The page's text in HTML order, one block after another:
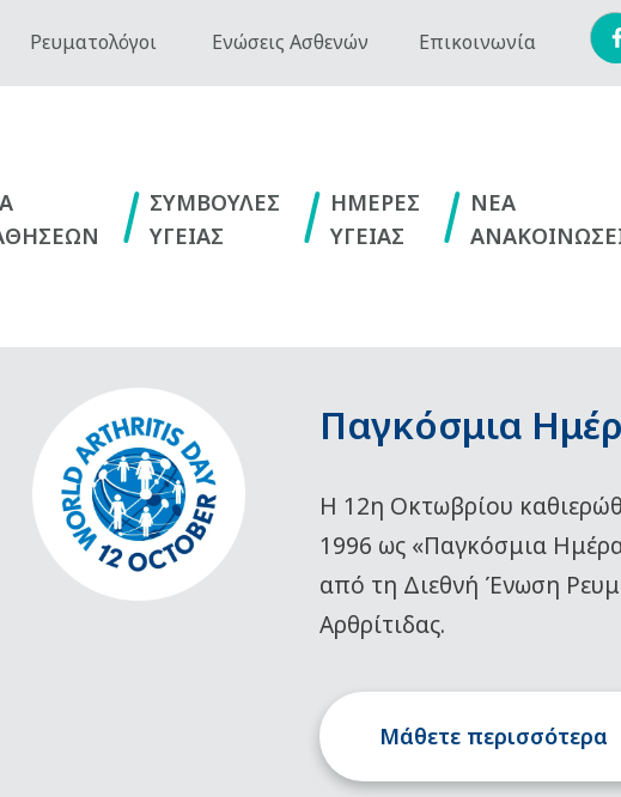
Ρευματολόγοι Ενώσεις Ασθενών Επικοινωνία
ΣΥΜΒΟΥΛΕΣ
ΥΓΕΙΑΣ
ΗΜΕΡΕΣ
ΥΓΕΙΑΣ
NEA
Παγκόσμια
Η 12η Οκτωβρίου
1996 ως «Παγκόσμια
από τη Διεθνή Ένωση
Αρθρίτιδας.
Μάθετε περισσότερα